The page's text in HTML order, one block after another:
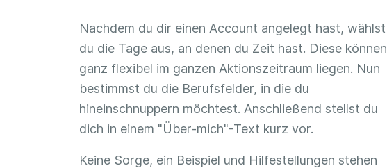
Nachdem du dir einen Account angelegt hast, wählst
du die Tage aus, an denen du Zeit hast. Diese können
ganz flexibel im ganzen Aktionszeitraum liegen. Nun
bestimmst du die Berufsfelder, in die du
hineinschnuppern möchtest. Anschließend stellst du
dich in einem "Über-mich"-Text kurz vor.
Keine Sorge, ein Beispiel und Hilfestellungen stehen